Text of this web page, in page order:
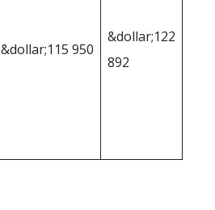
&dollar;115 950
&dollar;122
892